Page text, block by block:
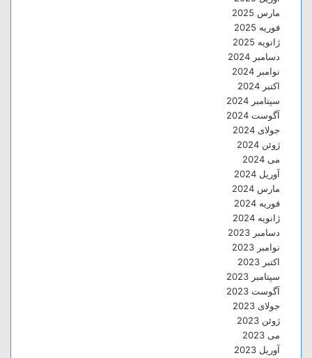
مارس 2025
فوریه 2025
ژانویه 2025
دسامبر 2024
نوامبر 2024
اکتبر 2024
سپتامبر 2024
آگوست 2024
جولای 2024
ژوئن 2024
می 2024
آوریل 2024
مارس 2024
فوریه 2024
ژانویه 2024
دسامبر 2023
نوامبر 2023
اکتبر 2023
سپتامبر 2023
آگوست 2023
جولای 2023
ژوئن 2023
می 2023
آوریل 2023